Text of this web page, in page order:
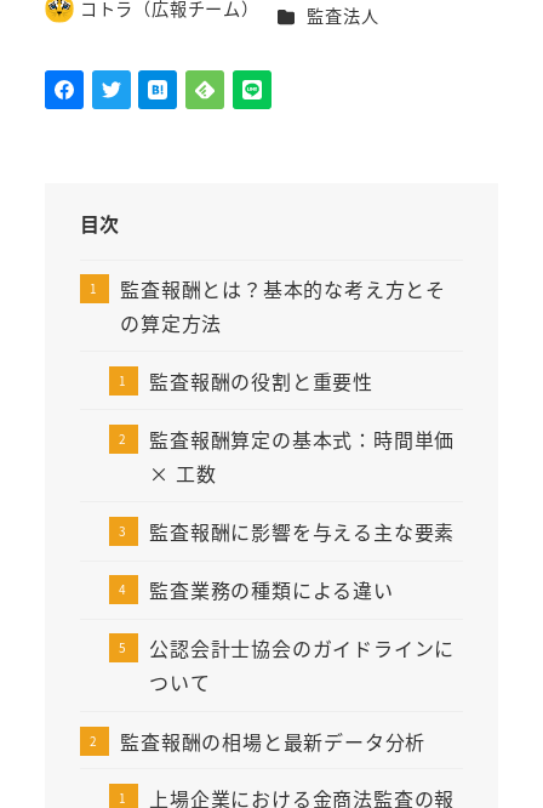
著
コトラ（広報チーム） カテゴリー
監査法人
目次
監査報酬とは？基本的な考え方とそ
の算定方法
監査報酬の役割と重要性
監査報酬算定の基本式：時間単価
× 工数
監査報酬に影響を与える主な要素
監査業務の種類による違い
公認会計士協会のガイドラインに
ついて
監査報酬の相場と最新データ分析
上場企業における金商法監査の報